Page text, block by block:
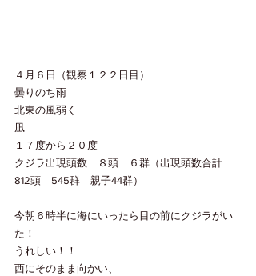
４月６日（観察１２２日目）
曇りのち雨
北東の風弱く
凪
１７度から２０度
クジラ出現頭数　８頭　６群（出現頭数合計
812頭　545群　親子44群）
今朝６時半に海にいったら目の前にクジラがい
た！
うれしい！！
西にそのまま向かい、